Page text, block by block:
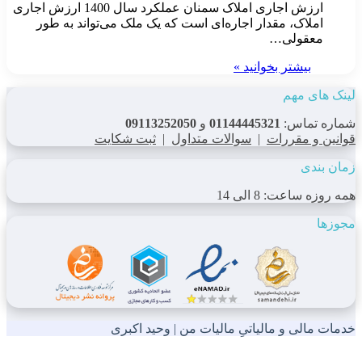
ارزش اجاری املاک سمنان عملکرد سال 1400 ارزش اجاری
املاک، مقدار اجاره‌ای است که یک ملک می‌تواند به طور
معقولی…
بیشتر بخوانید »
لینک های مهم
شماره تماس: 01144445321 و 09113252050
قوانین و مقررات | سوالات متداول | ثبت شکایت
زمان بندی
همه روزه ساعت: 8 الی 14
مجوزها
خدمات مالی و مالیاتیِ مالیات من | وحید اکبری